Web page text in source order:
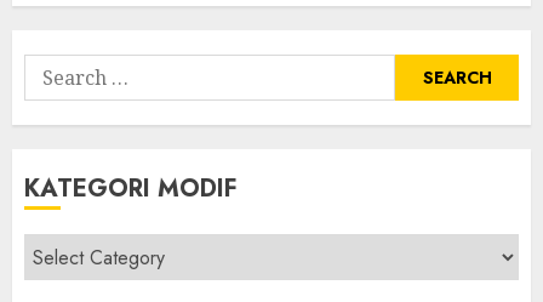
Search
for:
KATEGORI MODIF
Kategori
modif